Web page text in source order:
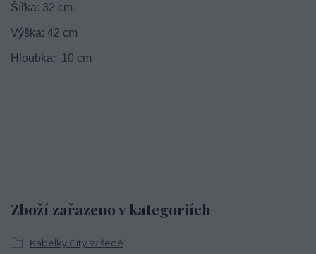
Šířka: 32 cm
Výška: 42 cm
Hloubka: 10 cm
Zboží zařazeno v kategoriích
Kabelky City sv.šedé